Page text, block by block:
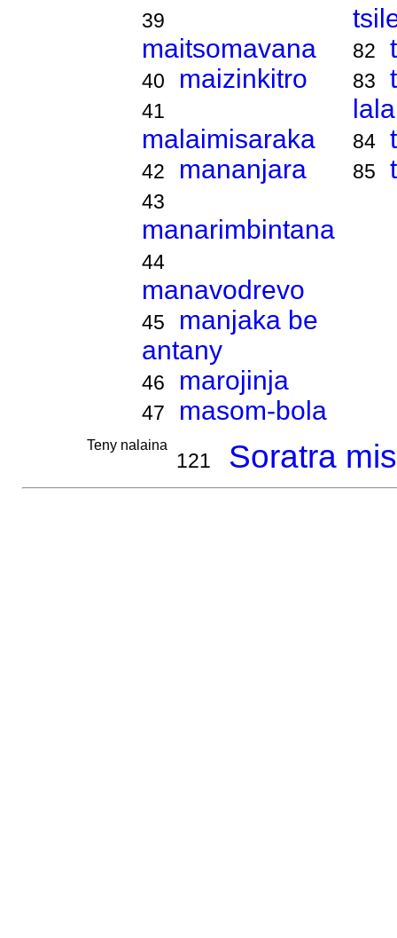
39
maitsomavana
40 maizinkitro
41
malaimisaraka
42 mananjara
43
manarimbintana
44
manavodrevo
45
manjaka be
antany
46 marojinja
47 masom-bola
82
83
84
85
Teny nalaina
121 Soratra